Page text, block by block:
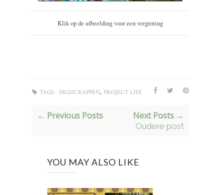
Klik op de afbeelding voor een vergroting
TAGS : DIGISCRAPPEN, PROJECT LIFE
← Previous Posts Next Posts →
Oudere post
YOU MAY ALSO LIKE